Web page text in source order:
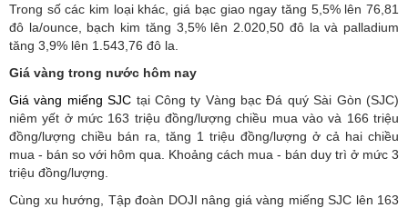
Trong số các kim loại khác, giá bạc giao ngay tăng 5,5% lên 76,81
đô la/ounce, bạch kim tăng 3,5% lên 2.020,50 đô la và palladium
tăng 3,9% lên 1.543,76 đô la.
Giá vàng trong nước hôm nay
Giá vàng miếng SJC tại Công ty Vàng bạc Đá quý Sài Gòn (SJC)
niêm yết ở mức 163 triệu đồng/lượng chiều mua vào và 166 triệu
đồng/lượng chiều bán ra, tăng 1 triệu đồng/lượng ở cả hai chiều
mua - bán so với hôm qua. Khoảng cách mua - bán duy trì ở mức 3
triệu đồng/lượng.
Cùng xu hướng, Tập đoàn DOJI nâng giá vàng miếng SJC lên 163